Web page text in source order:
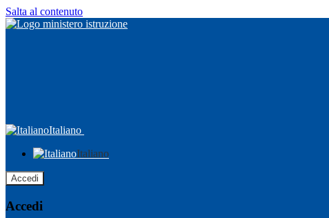
Salta al contenuto
Italiano
Italiano
Accedi
Accedi